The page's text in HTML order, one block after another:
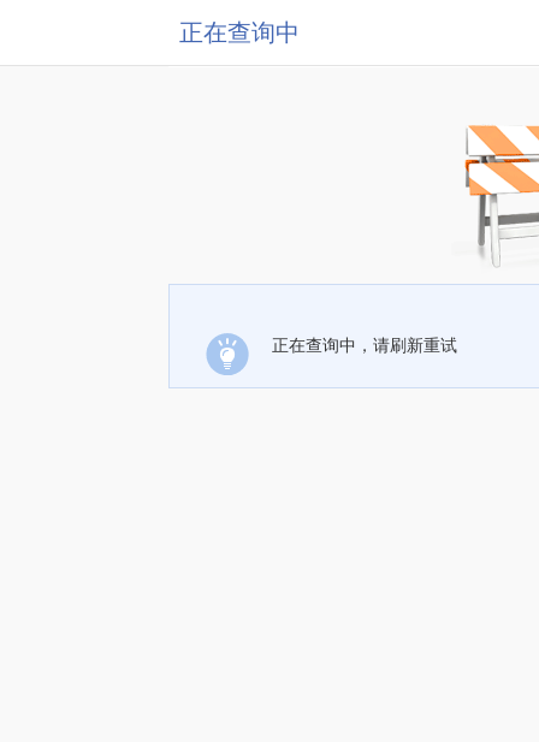
正在查询中
正在查询中，请刷新重试